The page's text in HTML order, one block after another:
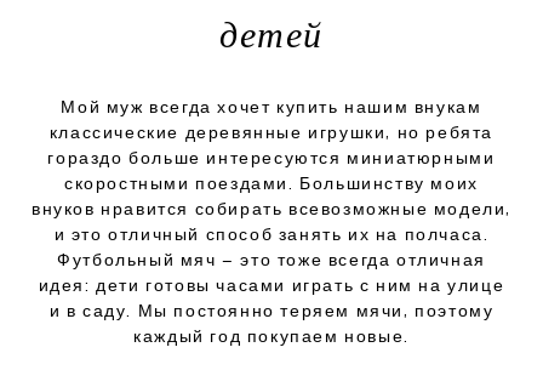
детей
Мой муж всегда хочет купить нашим внукам
классические деревянные игрушки, но ребята
гораздо больше интересуются миниатюрными
скоростными поездами. Большинству моих
внуков нравится собирать всевозможные модели,
и это отличный способ занять их на полчаса.
Футбольный мяч – это тоже всегда отличная
идея: дети готовы часами играть с ним на улице
и в саду. Мы постоянно теряем мячи, поэтому
каждый год покупаем новые.